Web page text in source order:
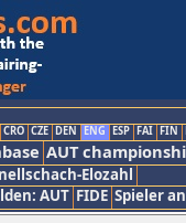
CRO CZE DEN ENG ESP FAI FIN
AUT
Elozahl
AUT FIDE Spieler